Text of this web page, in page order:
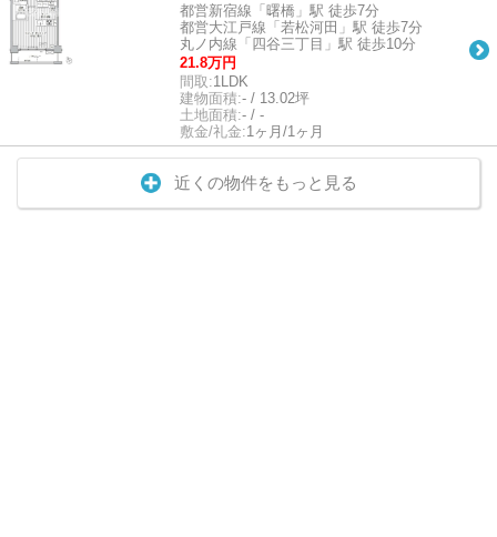
都営新宿線「曙橋」駅 徒歩7分
都営大江戸線「若松河田」駅 徒歩7分
丸ノ内線「四谷三丁目」駅 徒歩10分
21.8万円
間取:1LDK
建物面積:- / 13.02坪
土地面積:- / -
敷金/礼金:1ヶ月/1ヶ月
近くの物件をもっと見る